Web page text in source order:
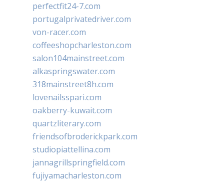
perfectfit24-7.com
portugalprivatedriver.com
von-racer.com
coffeeshopcharleston.com
salon104mainstreet.com
alkaspringswater.com
318mainstreet8h.com
lovenailsspari.com
oakberry-kuwait.com
quartzliterary.com
friendsofbroderickpark.com
studiopiattellina.com
jannagrillspringfield.com
fujiyamacharleston.com